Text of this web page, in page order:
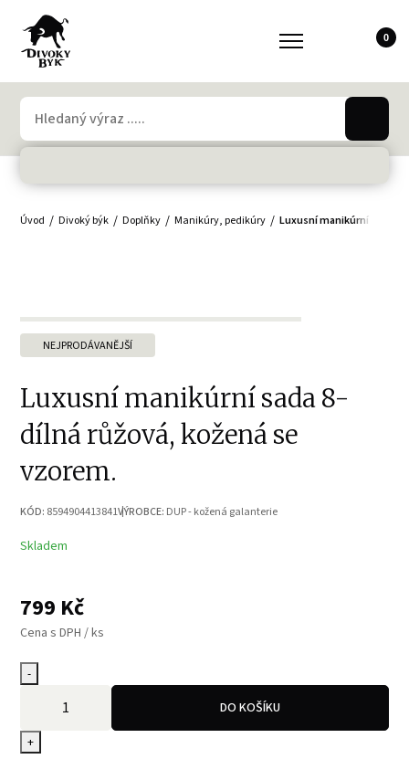
0
Úvod Divoký býk Doplňky Manikúry, pedikúry Luxusní manikúrní sada 8-
NEJPRODÁVANĚJŠÍ
Luxusní manikúrní sada 8-
dílná růžová, kožená se
vzorem.
KÓD: 8594904413841VÝROBCE: DUP - kožená galanterie
Skladem
799 Kč
Cena s DPH / ks
-
+
DO KOŠÍKU